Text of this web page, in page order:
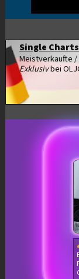
Single
Meistverkaufte
Exklusivbei